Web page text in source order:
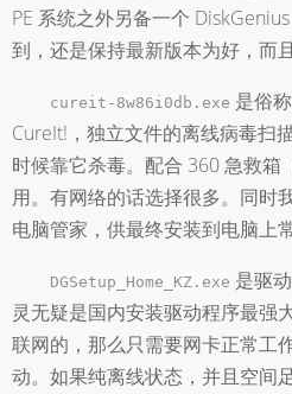
PE 系统之外另备一个
到，还是保持最新版本为好，而
cureit-8w86i0db.exe 是俗
CureIt!，独立文件的离线病毒扫
时候靠它杀毒。配合 360 急救箱
用。有网络的话选择很多。同时
电脑管家，供最终安装到电脑上常
DGSetup_Home_KZ.exe 是驱
灵无疑是国内安装驱动程序最强
联网的，那么只需要网卡正常工
动。如果纯离线状态，并且空间